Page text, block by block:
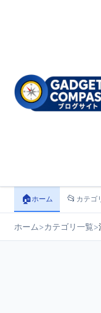
🏠ホーム 📂 カテゴ
ホーム>カテゴリ一覧>